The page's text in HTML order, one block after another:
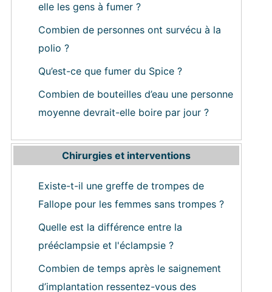
elle les gens à fumer ?
Combien de personnes ont survécu à la
polio ?
Qu’est-ce que fumer du Spice ?
Combien de bouteilles d’eau une personne
moyenne devrait-elle boire par jour ?
Chirurgies et interventions
Existe-t-il une greffe de trompes de
Fallope pour les femmes sans trompes ?
Quelle est la différence entre la
prééclampsie et l'éclampsie ?
Combien de temps après le saignement
d’implantation ressentez-vous des